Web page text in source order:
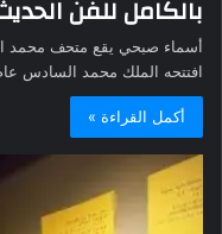
بالكامل للفن
أسماء صبحي يقع متحف محمد
افتتحه الملك محمد السادس عام 2014. ويعد أول
أكمل القراءة »